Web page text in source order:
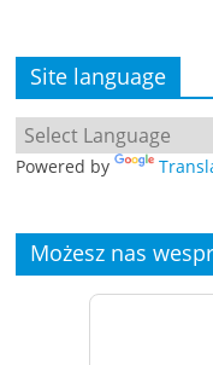
Site language
Powered by
Możesz nas